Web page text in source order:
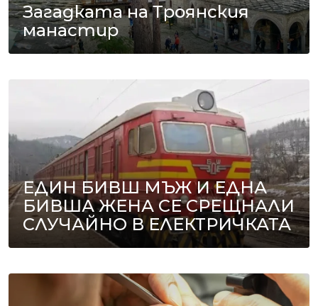
Загадката на Троянския
манастир
ЕДИН БИВШ МЪЖ И ЕДНА
БИВША ЖЕНА СЕ СРЕЩНАЛИ
СЛУЧАЙНО В ЕЛЕКТРИЧКАТА